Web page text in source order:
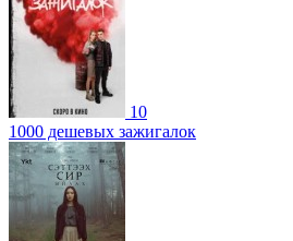
10
1000 дешевых зажигалок